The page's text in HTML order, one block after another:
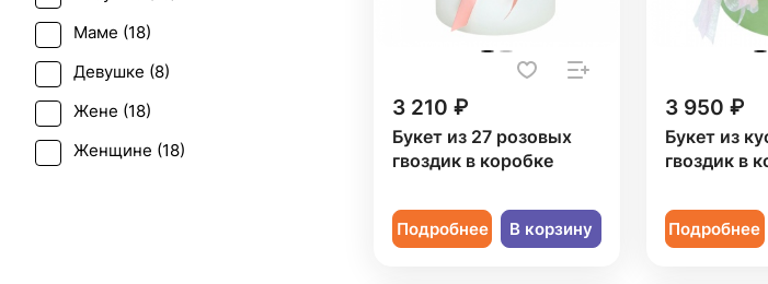
3 210 ₽
Букет из 27 розовых
гвоздик в коробке
Подробнее В корзину
3 950 ₽
Букет из
гвоздик в
Подробнее
Маме (18)
Девушке (8)
Жене (18)
Женщине (18)